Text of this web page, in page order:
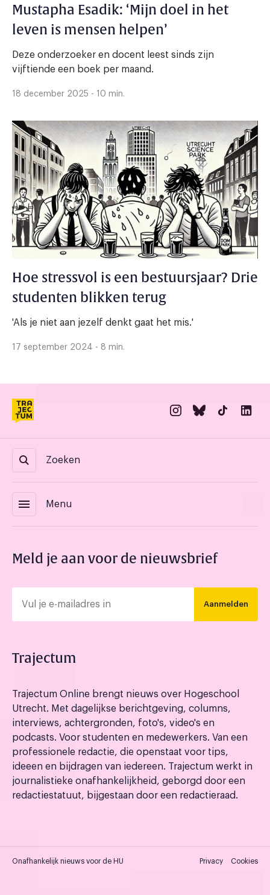
Mustapha Esadik: ‘Mijn doel in het
leven is mensen helpen’
Deze onderzoeker en docent leest sinds zijn
vijftiende een boek per maand.
18 december 2025 - 10 min.
Hoe stressvol is een bestuursjaar? Drie
studenten blikken terug
'Als je niet aan jezelf denkt gaat het mis.'
17 september 2024 - 8 min.
Zoeken
menu Menu
Meld je aan voor de nieuwsbrief
Aanmelden
Trajectum
Trajectum Online brengt nieuws over Hogeschool
Utrecht. Met dagelijkse berichtgeving, columns,
interviews, achtergronden, foto's, video's en
podcasts. Voor studenten en medewerkers. Van een
professionele redactie, die openstaat voor tips,
ideeen en bijdragen van iedereen. Trajectum werkt in
journalistieke onafhankelijkheid, geborgd door een
redactiestatuut, bijgestaan door een redactieraad.
Onafhankelijk nieuws voor de HU Privacy Cookies